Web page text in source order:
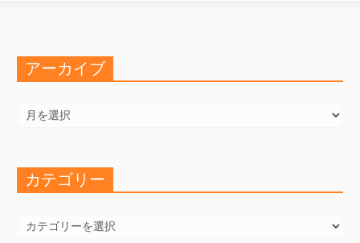
アーカイブ
カ
カテゴリー
ゴ